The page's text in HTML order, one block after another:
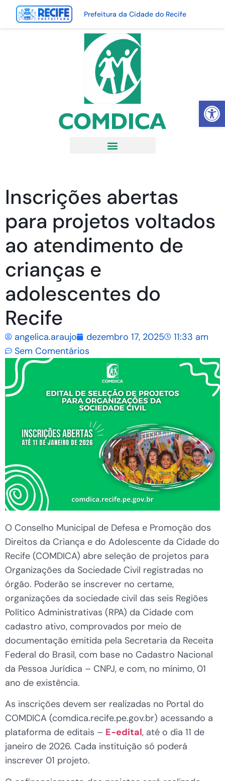
Abrir
Prefeitura da Cidade do Recife
Inscrições abertas
para projetos voltados
ao atendimento de
crianças e
adolescentes do
Recife
angelica.araujo dezembro 17, 2025
11:33 am
Sem Comentários
O Conselho Municipal de Defesa e Promoção dos
Direitos da Criança e do Adolescente da Cidade do
Recife (COMDICA) abre seleção de projetos para
Organizações da Sociedade Civil registradas no
órgão. Poderão se inscrever no certame,
organizações da sociedade civil das seis Regiões
Político Administrativas (RPA) da Cidade com
cadastro ativo, comprovados por meio de
documentação emitida pela Secretaria da Receita
Federal do Brasil, com base no Cadastro Nacional
da Pessoa Jurídica – CNPJ, e com, no mínimo, 01
ano de existência.
As inscrições devem ser realizadas no Portal do
COMDICA (comdica.recife.pe.gov.br) acessando a
plataforma de editais – E-edital, até o dia 11 de
janeiro de 2026. Cada instituição só poderá
inscrever 01 projeto.